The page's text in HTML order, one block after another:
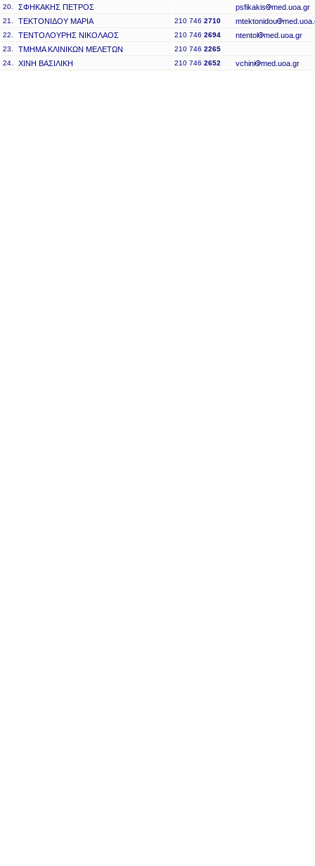
20. ΣΦΗΚΑΚΗΣ ΠΕΤΡΟΣ psfikakis med.uoa.gr
21. ΤΕΚΤΟΝΙΔΟΥ ΜΑΡΙΑ 210 746 2710 mtektonidou
22. ΤΕΝΤΟΛΟΥΡΗΣ ΝΙΚΟΛΑΟΣ 210 746 2694 ntentol med.uoa.gr
23. ΤΜΗΜΑ ΚΛΙΝΙΚΩΝ ΜΕΛΕΤΩΝ 210 746 2265
24.
ΧΙΝΗ ΒΑΣΙΛΙΚΗ 210 746 2652 vchini med.uoa.gr